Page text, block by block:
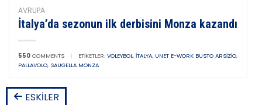
AVRUPA
İtalya’da sezonun ilk derbisini Monza kazandı
550 COMMENTS | ETIKETLER: VOLEYBOL, İTALYA, UNET E-WORK BUSTO ARSIZIO,
PALLAVOLO, SAUGELLA MONZA
ESKILER